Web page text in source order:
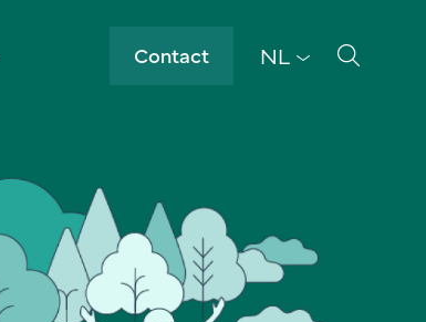
Contact NL